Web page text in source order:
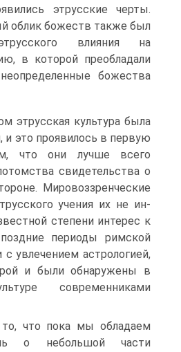
этрусские черты.
облик божеств также был
влияния на
в которой преобладали
божества
этрусская культура была
и это проявилось в первую
что они лучше всего
свидетельства о
Мировоззренческие
учения их не ин­
степени интерес к
периоды римской
с увлечением астроло­гией,
и были обнаружены в
современниками
что пока мы обладаем
о не­большой части